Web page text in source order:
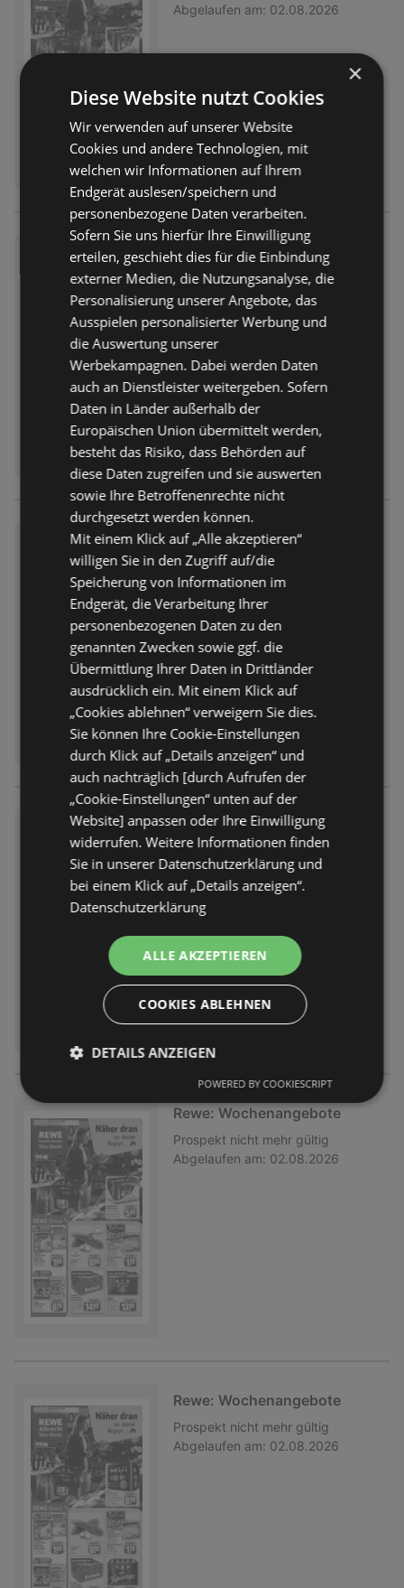
Abgelaufen am: 02.08.2026
Rewe: Wochenangebote
Prospekt nicht mehr gültig
Abgelaufen am: 02.08.2026
Rewe: Wochenangebote
Prospekt nicht mehr gültig
Abgelaufen am: 02.08.2026
Rewe: Wochenangebote
Prospekt nicht mehr gültig
Abgelaufen am: 02.08.2026
Rewe: Wochenangebote
Prospekt nicht mehr gültig
Abgelaufen am: 02.08.2026
Rewe: Wochenangebote
Prospekt nicht mehr gültig
Abgelaufen am: 02.08.2026
×
Diese Website nutzt Cookies
Wir verwenden auf unserer Website
Cookies und andere Technologien, mit
welchen wir Informationen auf Ihrem
Endgerät auslesen/speichern und
personenbezogene Daten verarbeiten.
Sofern Sie uns hierfür Ihre Einwilligung
erteilen, geschieht dies für die Einbindung
externer Medien, die Nutzungsanalyse, die
Personalisierung unserer Angebote, das
Ausspielen personalisierter Werbung und
die Auswertung unserer
Werbekampagnen. Dabei werden Daten
auch an Dienstleister weitergeben. Sofern
Daten in Länder außerhalb der
Europäischen Union übermittelt werden,
besteht das Risiko, dass Behörden auf
diese Daten zugreifen und sie auswerten
sowie Ihre Betroffenenrechte nicht
durchgesetzt werden können.
Mit einem Klick auf „Alle akzeptieren“
willigen Sie in den Zugriff auf/die
Speicherung von Informationen im
Endgerät, die Verarbeitung Ihrer
personenbezogenen Daten zu den
genannten Zwecken sowie ggf. die
Übermittlung Ihrer Daten in Drittländer
ausdrücklich ein. Mit einem Klick auf
„Cookies ablehnen“ verweigern Sie dies.
Sie können Ihre Cookie-Einstellungen
durch Klick auf „Details anzeigen“ und
auch nachträglich [durch Aufrufen der
„Cookie-Einstellungen“ unten auf der
Website] anpassen oder Ihre Einwilligung
widerrufen. Weitere Informationen finden
Sie in unserer Datenschutzerklärung und
bei einem Klick auf „Details anzeigen“.
Datenschutzerklärung
ALLE AKZEPTIEREN
COOKIES ABLEHNEN
DETAILS ANZEIGEN
POWERED BY COOKIESCRIPT